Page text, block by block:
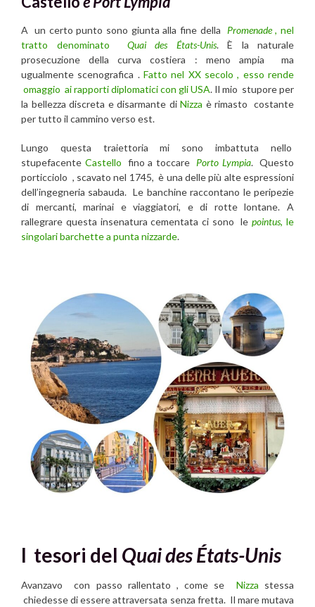
A un certo punto sono giunta alla fine della Promenade, nel
tratto denominato Quai des États-Unis. È la naturale
prosecuzione della curva costiera : meno ampia ma
ugualmente scenografica . Fatto nel XX secolo , esso rende
omaggio ai rapporti diplomatici con gli USA. Il mio stupore per
la bellezza discreta e disarmante di Nizza è rimasto costante
per tutto il cammino verso est.
Lungo questa traiettoria mi sono imbattuta nello
stupefacente Castello fino a toccare Porto Lympia. Questo
porticciolo , scavato nel 1745, è una delle più alte espressioni
dell’ingegneria sabauda. Le banchine raccontano le peripezie
di mercanti, marinai e viaggiatori, e di rotte lontane. A
rallegrare questa insenatura cementata ci sono lepointus, le
singolari barchette a punta nizzarde.
I tesori del Quai des États-Unis
Avanzavo con passo rallentato , come se Nizza stessa
chiedesse di essere attraversata senza fretta. Il mare mutava